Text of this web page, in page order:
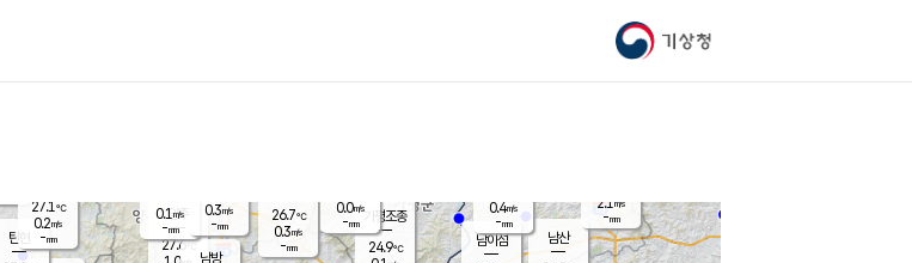
기상청
남이섬
양주
27.6℃
남산
0.4m/s
-mm
가평조종
24.9℃
26.7℃
0.3m/s
-mm
탄현
0.0m/s
-mm
남방
0.1 m/s
-mm
2.1 m/s
-mm
27.1℃
0.2m/s
-mm
0.3m/s
-mm